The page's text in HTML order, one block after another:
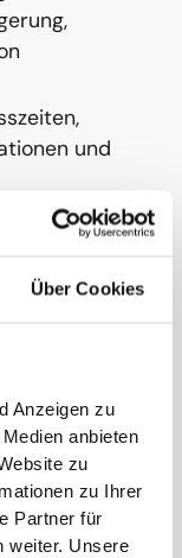
Über Cookies
Anzeigen zu
anbieten
zu
zu Ihrer
Partner für
weiter. Unsere
und
von
die